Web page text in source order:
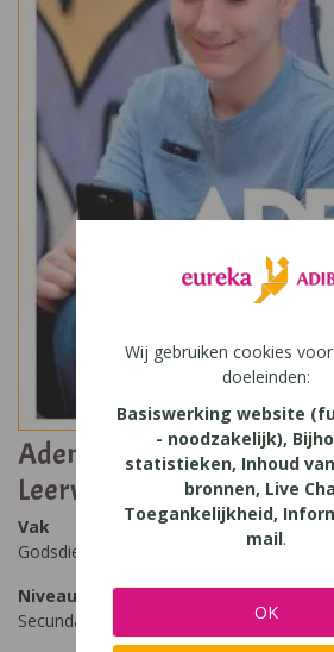
Adem 3 (2020) - Pakket
Leerwerkboeken
Vak
Godsdienst
Niveau
Secundair Onderwijs
Wij gebruiken cookies
doeleinden:
Basiswerking website
- noodzakelijk),
statistieken, Inhoud
bronnen, Live
Toegankelijkheid,
mail.
OK